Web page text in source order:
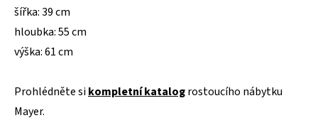
šířka: 39 cm
hloubka: 55 cm
výška: 61 cm
Prohlédněte sikompletní katalogrostoucího nábytku
Mayer.